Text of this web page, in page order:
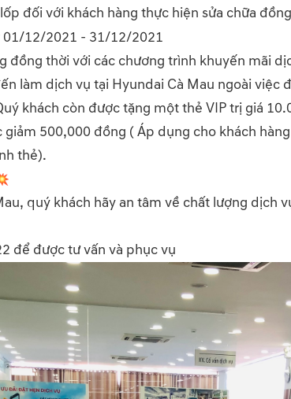
đối với khách hàng thực hiện sửa chữa
01/12/2021 - 31/12/2021
đồng thời với các chương trình khuyến mãi
làm dịch vụ tại Hyundai Cà Mau ngoài việc
khách còn được tặng một thẻ VIP trị giá
500,000 đồng ( Áp dụng cho khách
thẻ).
quý khách hãy an tâm về chất lượng dịch
để được tư vấn và phục vụ